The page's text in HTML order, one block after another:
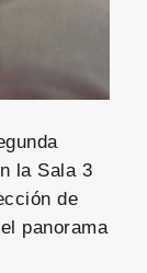
la Sala 3
de
panorama